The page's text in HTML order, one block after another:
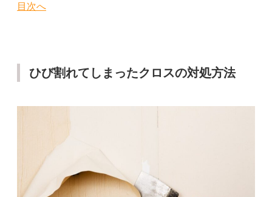
目次へ
ひび割れてしまったクロスの対処方法